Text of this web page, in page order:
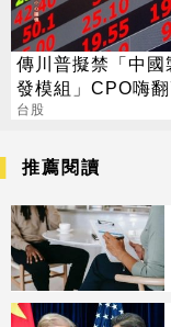
傳川普擬禁「中國
發模組」CPO嗨
漲停
台股
推薦閱讀